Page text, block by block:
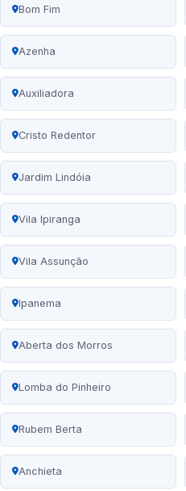
Bom Fim
Azenha
Auxiliadora
Cristo Redentor
Jardim Lindóia
Vila Ipiranga
Vila Assunção
Ipanema
Aberta dos Morros
Lomba do Pinheiro
Rubem Berta
Anchieta